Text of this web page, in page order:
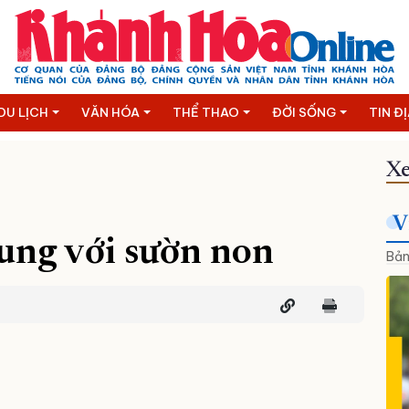
LỊCH VĂN HÓA THỂ THAO ĐỜI SỐNG TIN
với sườn non